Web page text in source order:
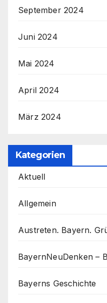
September 2024
Juni 2024
Mai 2024
April 2024
März 2024
Kategorien
Aktuell
Allgemein
Austreten. Bayern.
BayernNeuDenken –
Bayerns Geschichte